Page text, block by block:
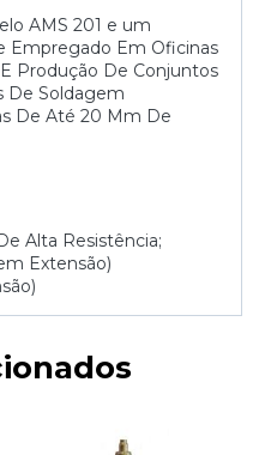
AMS 201 e um
Empregado Em Oficinas
Produção De Conjuntos
De Soldagem
De Até 20 Mm De
Alta Resistência;
Extensão)